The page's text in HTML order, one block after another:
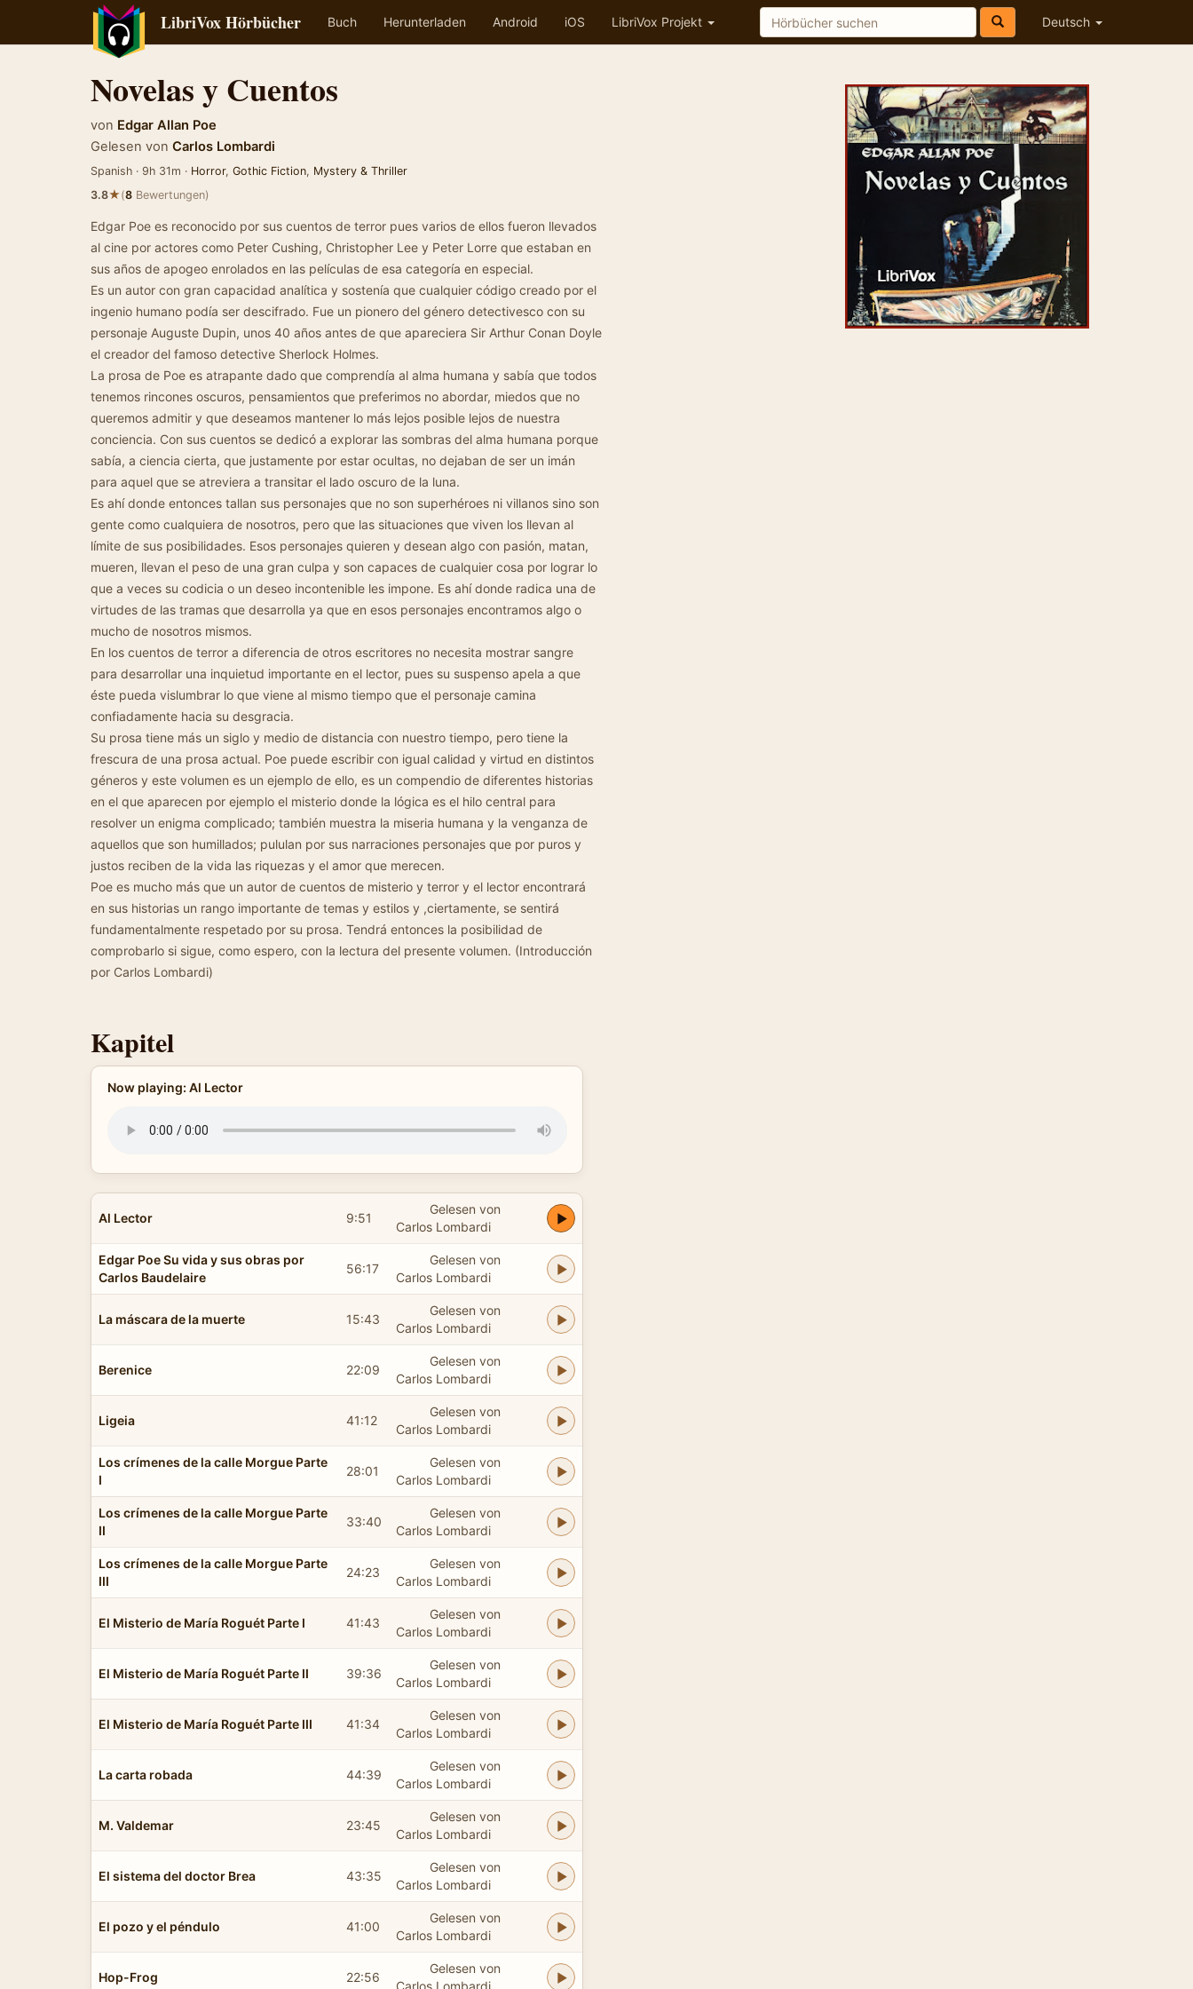
LibriVox Hörbücher Buch Herunterladen Android iOS LibriVox Projekt Deutsch
Novelas y Cuentos
von Edgar Allan Poe
Gelesen von Carlos Lombardi
Spanish · 9h 31m · Horror, Gothic Fiction, Mystery & Thriller
3.8★(8 Bewertungen)
Edgar Poe es reconocido por sus cuentos de terror pues varios de ellos fueron llevados
al cine por actores como Peter Cushing, Christopher Lee y Peter Lorre que estaban en
sus años de apogeo enrolados en las películas de esa categoría en especial.
Es un autor con gran capacidad analítica y sostenía que cualquier código creado por el
ingenio humano podía ser descifrado. Fue un pionero del género detectivesco con su
personaje Auguste Dupin, unos 40 años antes de que apareciera Sir Arthur Conan Doyle
el creador del famoso detective Sherlock Holmes.
La prosa de Poe es atrapante dado que comprendía al alma humana y sabía que todos
tenemos rincones oscuros, pensamientos que preferimos no abordar, miedos que no
queremos admitir y que deseamos mantener lo más lejos posible lejos de nuestra
conciencia. Con sus cuentos se dedicó a explorar las sombras del alma humana porque
sabía, a ciencia cierta, que justamente por estar ocultas, no dejaban de ser un imán
para aquel que se atreviera a transitar el lado oscuro de la luna.
Es ahí donde entonces tallan sus personajes que no son superhéroes ni villanos sino son
gente como cualquiera de nosotros, pero que las situaciones que viven los llevan al
límite de sus posibilidades. Esos personajes quieren y desean algo con pasión, matan,
mueren, llevan el peso de una gran culpa y son capaces de cualquier cosa por lograr lo
que a veces su codicia o un deseo incontenible les impone. Es ahí donde radica una de
virtudes de las tramas que desarrolla ya que en esos personajes encontramos algo o
mucho de nosotros mismos.
En los cuentos de terror a diferencia de otros escritores no necesita mostrar sangre
para desarrollar una inquietud importante en el lector, pues su suspenso apela a que
éste pueda vislumbrar lo que viene al mismo tiempo que el personaje camina
confiadamente hacia su desgracia.
Su prosa tiene más un siglo y medio de distancia con nuestro tiempo, pero tiene la
frescura de una prosa actual. Poe puede escribir con igual calidad y virtud en distintos
géneros y este volumen es un ejemplo de ello, es un compendio de diferentes historias
en el que aparecen por ejemplo el misterio donde la lógica es el hilo central para
resolver un enigma complicado; también muestra la miseria humana y la venganza de
aquellos que son humillados; pululan por sus narraciones personajes que por puros y
justos reciben de la vida las riquezas y el amor que merecen.
Poe es mucho más que un autor de cuentos de misterio y terror y el lector encontrará
en sus historias un rango importante de temas y estilos y ,ciertamente, se sentirá
fundamentalmente respetado por su prosa. Tendrá entonces la posibilidad de
comprobarlo si sigue, como espero, con la lectura del presente volumen. (Introducción
por Carlos Lombardi)
Kapitel
Now playing: Al Lector
Al Lector 9:51
Gelesen von
Carlos Lombardi
Edgar Poe Su vida y sus obras por
Carlos Baudelaire
56:17
Gelesen von
Carlos Lombardi
La máscara de la muerte 15:43
Gelesen von
Carlos Lombardi
Berenice 22:09
Gelesen von
Carlos Lombardi
Ligeia 41:12
Gelesen von
Carlos Lombardi
Los crímenes de la calle Morgue Parte
I
28:01
Gelesen von
Carlos Lombardi
Los crímenes de la calle Morgue Parte
II
33:40
Gelesen von
Carlos Lombardi
Los crímenes de la calle Morgue Parte
III
24:23
Gelesen von
Carlos Lombardi
El Misterio de María Roguét Parte I 41:43
Gelesen von
Carlos Lombardi
El Misterio de María Roguét Parte II 39:36
Gelesen von
Carlos Lombardi
El Misterio de María Roguét Parte III 41:34
Gelesen von
Carlos Lombardi
La carta robada 44:39
Gelesen von
Carlos Lombardi
M. Valdemar 23:45
Gelesen von
Carlos Lombardi
El sistema del doctor Brea 43:35
Gelesen von
Carlos Lombardi
El pozo y el péndulo 41:00
Gelesen von
Carlos Lombardi
Hop-Frog 22:56
Gelesen von
Carlos Lombardi